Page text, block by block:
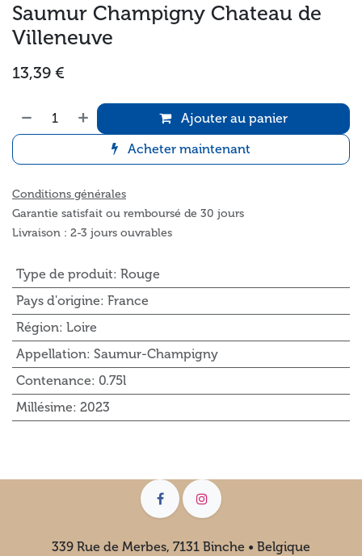
Saumur Champigny Chateau de
Villeneuve
13,39 €
Ajouter au panier
Acheter maintenant
Conditions générales
Garantie satisfait ou remboursé de 30 jours
Livraison : 2-3 jours ouvrables
Type de produit: Rouge
Pays d'origine: France
Région: Loire
Appellation: Saumur-Champigny
Contenance: 0.75l
Millésime: 2023
339 Rue de Merbes, 7131 Binche • Belgique